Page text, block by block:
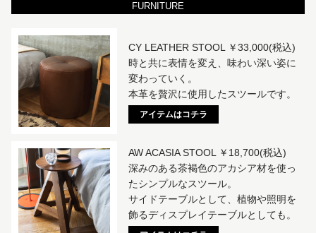
FURNITURE
CY LEATHER STOOL ￥33,000(税込)
時と共に表情を変え、味わい深い姿に
変わっていく。
本革を贅沢に使用したスツールです。
アイテムはコチラ
AW ACASIA STOOL ￥18,700(税込)
深みのある茶褐色のアカシア材を使っ
たシンプルなスツール。
サイドテーブルとして、植物や照明を
飾るディスプレイテーブルとしても。